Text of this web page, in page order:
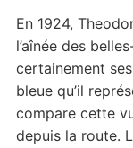
En 1924,
l’aînée des
certainement
bleue qu’il
compare cette
depuis la route.